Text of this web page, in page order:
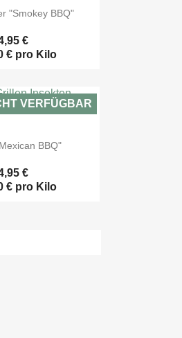
"Smokey BBQ"
€
€ pro Kilo
BBQ"
€
€ pro Kilo
VERFÜGBAR